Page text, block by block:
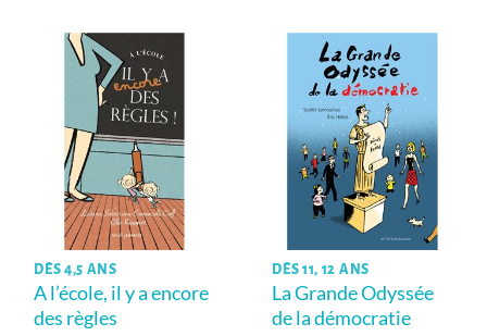
DÈS 4,5 ANS
A l’école, il y a encore
des règles
DÈS 11, 12 ANS
La Grande Odyssée
de la démocratie